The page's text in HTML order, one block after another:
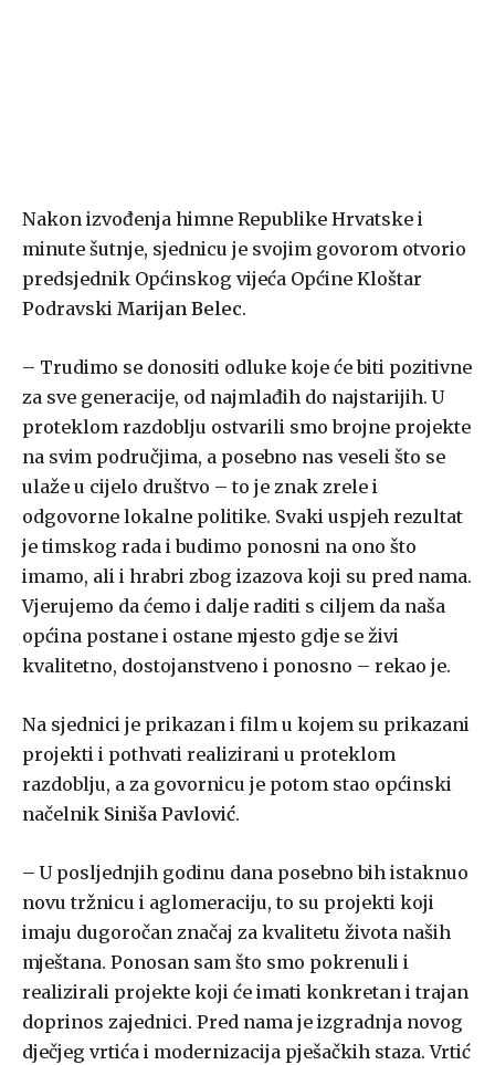
Nakon izvođenja himne Republike Hrvatske i
minute šutnje, sjednicu je svojim govorom otvorio
predsjednik Općinskog vijeća Općine Kloštar
Podravski Marijan Belec.
– Trudimo se donositi odluke koje će biti pozitivne
za sve generacije, od najmlađih do najstarijih. U
proteklom razdoblju ostvarili smo brojne projekte
na svim područjima, a posebno nas veseli što se
ulaže u cijelo društvo – to je znak zrele i
odgovorne lokalne politike. Svaki uspjeh rezultat
je timskog rada i budimo ponosni na ono što
imamo, ali i hrabri zbog izazova koji su pred nama.
Vjerujemo da ćemo i dalje raditi s ciljem da naša
općina postane i ostane mjesto gdje se živi
kvalitetno, dostojanstveno i ponosno – rekao je.
Na sjednici je prikazan i film u kojem su prikazani
projekti i pothvati realizirani u proteklom
razdoblju, a za govornicu je potom stao općinski
načelnik Siniša Pavlović.
– U posljednjih godinu dana posebno bih istaknuo
novu tržnicu i aglomeraciju, to su projekti koji
imaju dugoročan značaj za kvalitetu života naših
mještana. Ponosan sam što smo pokrenuli i
realizirali projekte koji će imati konkretan i trajan
doprinos zajednici. Pred nama je izgradnja novog
dječjeg vrtića i modernizacija pješačkih staza. Vrtić